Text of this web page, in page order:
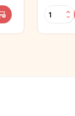
Zapak
ZP97